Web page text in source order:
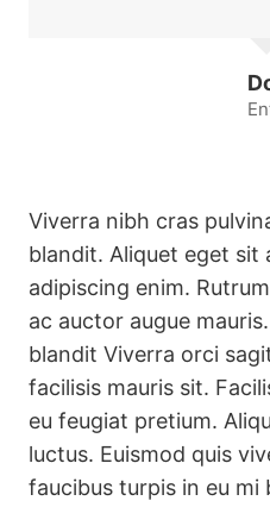
Viverra nibh cras
blandit. Aliquet eget sit
adipiscing enim.
ac auctor augue
blandit Viverra orci
facilisis mauris sit.
eu feugiat pretium.
luctus. Euismod quis
faucibus turpis in eu mi